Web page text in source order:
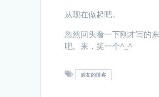
从现在做起吧。
忽然回头看一下刚才写的
吧。来，笑一个^_^
朋友的博客